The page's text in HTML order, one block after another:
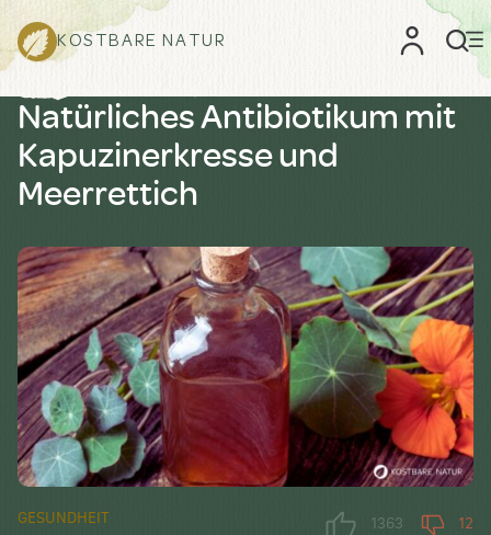
KOSTBARE NATUR
Natürliches Antibiotikum mit
Kapuzinerkresse und
Meerrettich
GESUNDHEIT 1363 12